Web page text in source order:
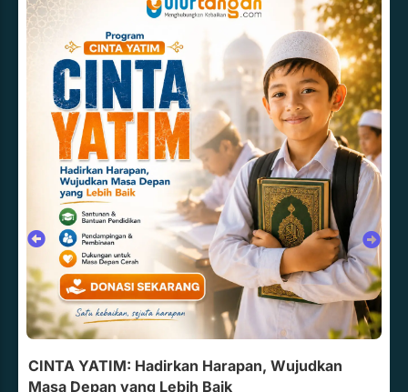
CINTA YATIM: Hadirkan Harapan, Wujudkan
Masa Depan yang Lebih Baik